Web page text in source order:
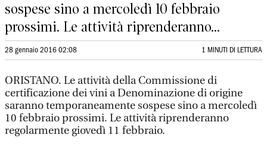
sospese sino a mercoledì 10 febbraio
prossimi. Le attività riprenderanno...
28 gennaio 2016 02:08 1 MINUTI DI LETTURA
ORISTANO. Le attività della Commissione di
certificazione dei vini a Denominazione di origine
saranno temporaneamente sospese sino a mercoledì
10 febbraio prossimi. Le attività riprenderanno
regolarmente giovedì 11 febbraio.